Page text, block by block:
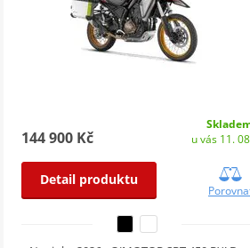
144 900 Kč
u vás 11.
Detail produktu